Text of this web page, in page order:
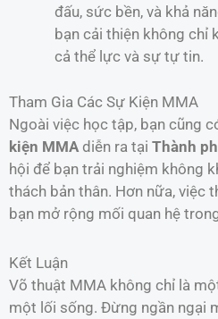
đấu, sức bền, và khả
bạn cải thiện không chỉ
cả thể lực và sự tự tin.
Tham Gia Các Sự Kiện MMA
Ngoài việc học tập, bạn cũng
kiện MMA diễn ra tại Thành
hội để bạn trải nghiệm không
thách bản thân. Hơn nữa, việc
bạn mở rộng mối quan hệ
Kết Luận
Võ thuật MMA không chỉ là
một lối sống. Đừng ngần ngại